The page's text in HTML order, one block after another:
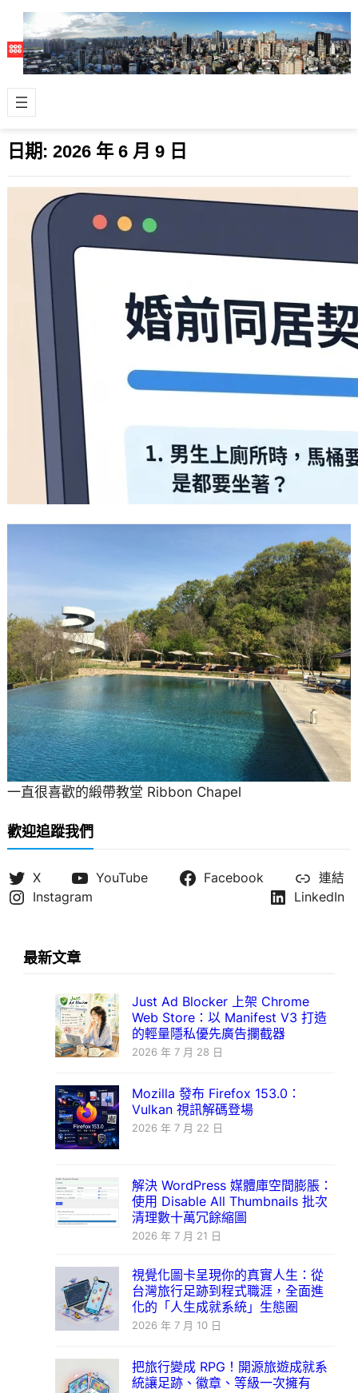
日期: 2026 年 6 月 9 日
婚前同居契合度檢視清單
2026 年 6 月 9 日
實際生活問題 這應該是沒有最佳解，但
有最適解，依據你的伴侶不同有差異，
合先敘明。不妨自己打勾作一遍在步入
更深關…
一直很喜歡的緞帶教堂 Ribbon Chapel
歡迎追蹤我們
X YouTube Facebook
連結
Instagram
LinkedIn
最新文章
Just Ad Blocker 上架 Chrome
Web Store：以 Manifest V3 打造
的輕量隱私優先廣告攔截器
2026 年 7 月 28 日
Mozilla 發布 Firefox 153.0：
Vulkan 視訊解碼登場
2026 年 7 月 22 日
解決 WordPress 媒體庫空間膨脹：
使用 Disable All Thumbnails 批次
清理數十萬冗餘縮圖
2026 年 7 月 21 日
視覺化圖卡呈現你的真實人生：從
台灣旅行足跡到程式職涯，全面進
化的「人生成就系統」生態圈
2026 年 7 月 10 日
把旅行變成 RPG！開源旅遊成就系
統讓足跡、徽章、等級一次擁有